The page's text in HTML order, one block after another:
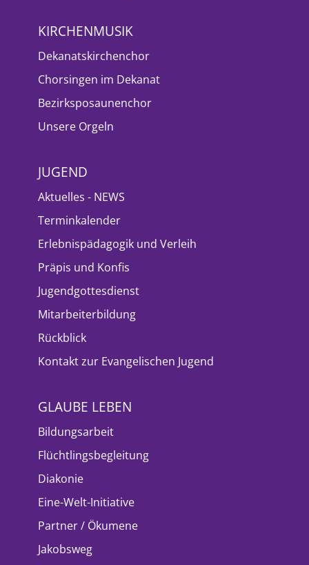
KIRCHENMUSIK
Dekanatskirchenchor
Chorsingen im Dekanat
Bezirksposaunenchor
Unsere Orgeln
JUGEND
Aktuelles - NEWS
Terminkalender
Erlebnispädagogik und Verleih
Präpis und Konfis
Jugendgottesdienst
Mitarbeiterbildung
Rückblick
Kontakt zur Evangelischen Jugend
GLAUBE LEBEN
Bildungsarbeit
Flüchtlingsbegleitung
Diakonie
Eine-Welt-Initiative
Partner / Ökumene
Jakobsweg